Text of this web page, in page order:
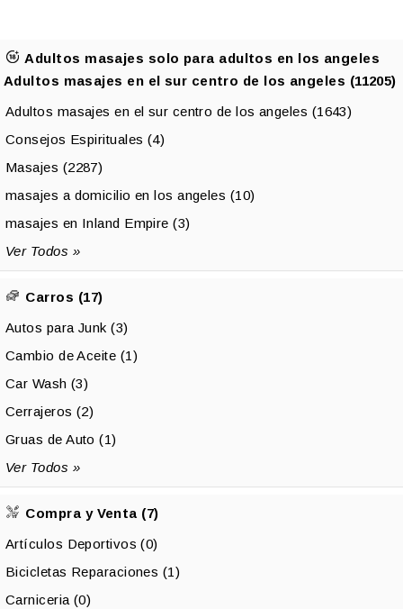
Adultos masajes solo para adultos en los angeles
Adultos masajes en el sur centro de los angeles (11205)
Adultos masajes en el sur centro de los angeles (1643)
Consejos Espirituales (4)
Masajes (2287)
masajes a domicilio en los angeles (10)
masajes en Inland Empire (3)
Ver Todos »
Carros (17)
Autos para Junk (3)
Cambio de Aceite (1)
Car Wash (3)
Cerrajeros (2)
Gruas de Auto (1)
Ver Todos »
Compra y Venta (7)
Artículos Deportivos (0)
Bicicletas Reparaciones (1)
Carniceria (0)